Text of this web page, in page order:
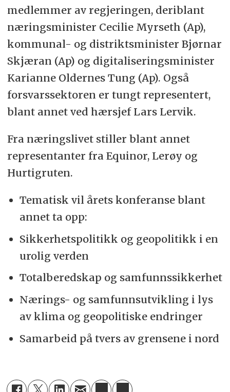
medlemmer av regjeringen, deriblant
næringsminister Cecilie Myrseth (Ap),
kommunal- og distriktsminister Bjørnar
Skjæran (Ap) og digitaliseringsminister
Karianne Oldernes Tung (Ap). Også
forsvarssektoren er tungt representert,
blant annet ved hærsjef Lars Lervik.
Fra næringslivet stiller blant annet
representanter fra Equinor, Lerøy og
Hurtigruten.
Tematisk vil årets konferanse blant
annet ta opp:
Sikkerhetspolitikk og geopolitikk i en
urolig verden
Totalberedskap og samfunnssikkerhet
Nærings- og samfunnsutvikling i lys
av klima og geopolitiske endringer
Samarbeid på tvers av grensene i nord